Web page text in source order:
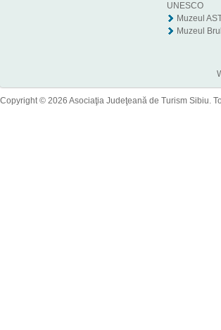
UNESCO
Muzeul
Muzeul
Copyright © 2026 Asociaţia Judeţeană de Turism Sibiu.